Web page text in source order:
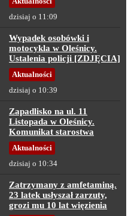
dzisiaj o 11:09
Wypadek osobówki i
motocykla w Oleśnicy.
Ustalenia policji [ZDJĘCIA]
Aktualności
dzisiaj o 10:39
Zapadlisko na ul. 11
Listopada w Oleśnicy.
Komunikat starostwa
Aktualności
dzisiaj o 10:34
Zatrzymany z amfetaminą.
23 latek usłyszał zarzuty,
grozi mu 10 lat więzienia